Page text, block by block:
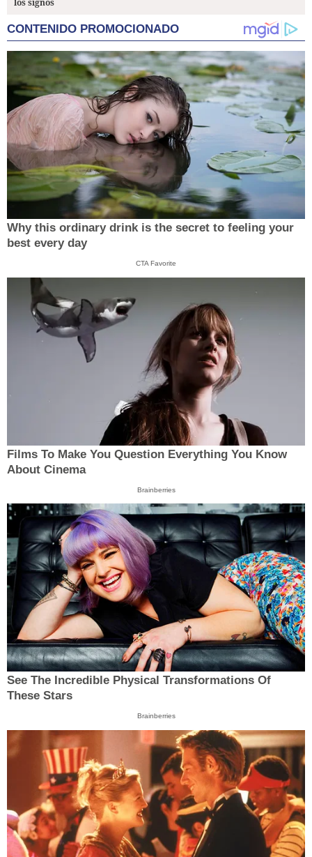
los signos
CONTENIDO PROMOCIONADO
Why this ordinary drink is the secret to feeling your
best every day
CTA Favorite
Films To Make You Question Everything You Know
About Cinema
Brainberries
See The Incredible Physical Transformations Of
These Stars
Brainberries